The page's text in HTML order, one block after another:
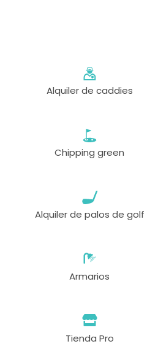
Alquiler de caddies
Chipping green
Alquiler de palos de golf
Armarios
Tienda Pro